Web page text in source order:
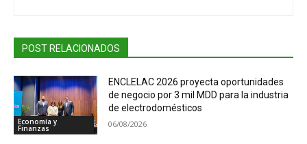
POST RELACIONADOS
Economía y
Finanzas
ENCLELAC 2026 proyecta oportunidades
de negocio por 3 mil MDD para la industria
de electrodomésticos
06/08/2026